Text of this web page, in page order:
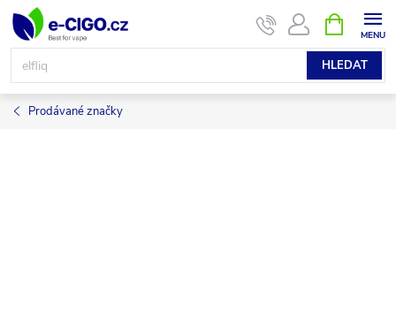
Přejít
obsah
HLEDAT
NÁKUPNÍ
KOŠÍK
Prodávané značky